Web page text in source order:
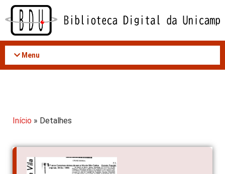
Acessar
conteúdo
Menu
Início » Detalhes